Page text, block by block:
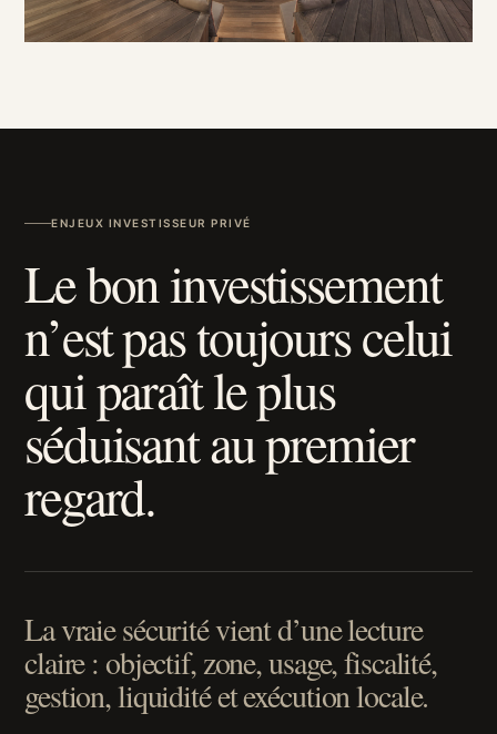
ENJEUX INVESTISSEUR PRIVÉ
Le bon investissement
n’est pas toujours celui
qui paraît le plus
séduisant au premier
regard.
La vraie sécurité vient d’une lecture
claire : objectif, zone, usage, fiscalité,
gestion, liquidité et exécution locale.